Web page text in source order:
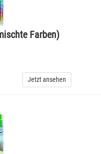
Farben)
Jetzt ansehen